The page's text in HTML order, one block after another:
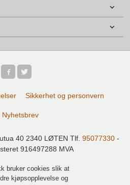
Sikkerhet og personvern
Nyhetsbrev
40 2340 LØTEN Tlf. 95077330-
916497288 MVA
bruker cookies slik at
kjøpsopplevelse og